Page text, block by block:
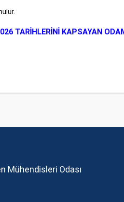
TARİHLERİNİ KAPSAYAN
Mühendisleri Odası